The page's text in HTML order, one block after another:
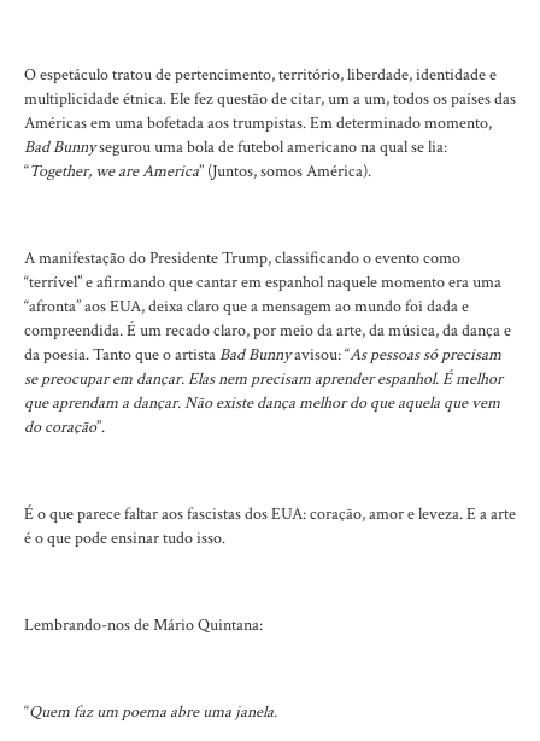
O espetáculo tratou de pertencimento, território, liberdade, identidade e
multiplicidade étnica. Ele fez questão de citar, um a um, todos os países das
Américas em uma bofetada aos trumpistas. Em determinado momento,
Bad Bunnysegurou uma bola de futebol americano na qual se lia:
“Together, we are America” (Juntos, somos América).
A manifestação do Presidente Trump, classificando o evento como
“terrível” e afirmando que cantar em espanhol naquele momento era uma
“afronta” aos EUA, deixa claro que a mensagem ao mundo foi dada e
compreendida. É um recado claro, por meio da arte, da música, da dança e
da poesia. Tanto que o artistaBad Bunnyavisou: “As pessoas só precisam
se preocupar em dançar. Elas nem precisam aprender espanhol. É melhor
que aprendam a dançar. Não existe dança melhor do que aquela que vem
do coração”.
É o que parece faltar aos fascistas dos EUA: coração, amor e leveza. E a arte
é o que pode ensinar tudo isso.
Lembrando-nos de Mário Quintana:
“Quem faz um poema abre uma janela.